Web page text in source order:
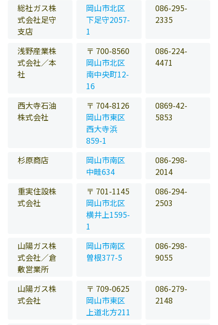
総社ガス株
式会社足守
支店
岡山市北区
下足守2057-
1
086-295-
2335
浅野産業株
式会社／本
社
〒 700-8560
岡山市北区
南中央町12-
16
086-224-
4471
西大寺石油
株式会社
〒 704-8126
岡山市東区
西大寺浜
859-1
0869-42-
5853
杉原商店
岡山市南区
中畦634
086-298-
2014
重実住設株
式会社
〒 701-1145
岡山市北区
横井上1595-
1
086-294-
2503
山陽ガス株
式会社／倉
敷営業所
岡山市南区
曽根377-5
086-298-
9055
山陽ガス株
式会社
〒 709-0625
岡山市東区
上道北方211
086-279-
2148